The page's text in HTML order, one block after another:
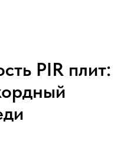
PIR плит: